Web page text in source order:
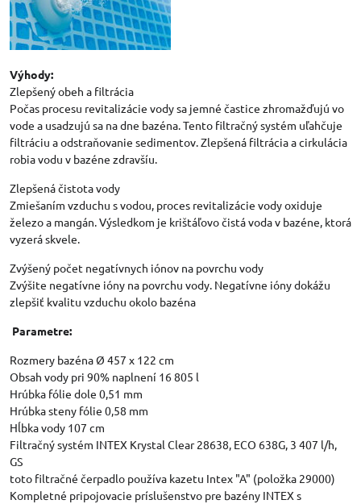
Výhody:
Zlepšený obeh a filtrácia
Počas procesu revitalizácie vody sa jemné častice zhromažďujú vo
vode a usadzujú sa na dne bazéna. Tento filtračný systém uľahčuje
filtráciu a odstraňovanie sedimentov. Zlepšená filtrácia a cirkulácia
robia vodu v bazéne zdravšíu.
Zlepšená čistota vody
Zmiešaním vzduchu s vodou, proces revitalizácie vody oxiduje
železo a mangán. Výsledkom je krištáľovo čistá voda v bazéne, ktorá
vyzerá skvele.
Zvýšený počet negatívnych iónov na povrchu vody
Zvýšite negatívne ióny na povrchu vody. Negatívne ióny dokážu
zlepšiť kvalitu vzduchu okolo bazéna
Parametre:
Rozmery bazéna Ø 457 x 122 cm
Obsah vody pri 90% naplnení 16 805 l
Hrúbka fólie dole 0,51 mm
Hrúbka steny fólie 0,58 mm
Hĺbka vody 107 cm
Filtračný systém INTEX Krystal Clear 28638, ECO 638G, 3 407 l/h,
GS
toto filtračné čerpadlo používa kazetu Intex "A" (položka 29000)
Kompletné pripojovacie príslušenstvo pre bazény INTEX s